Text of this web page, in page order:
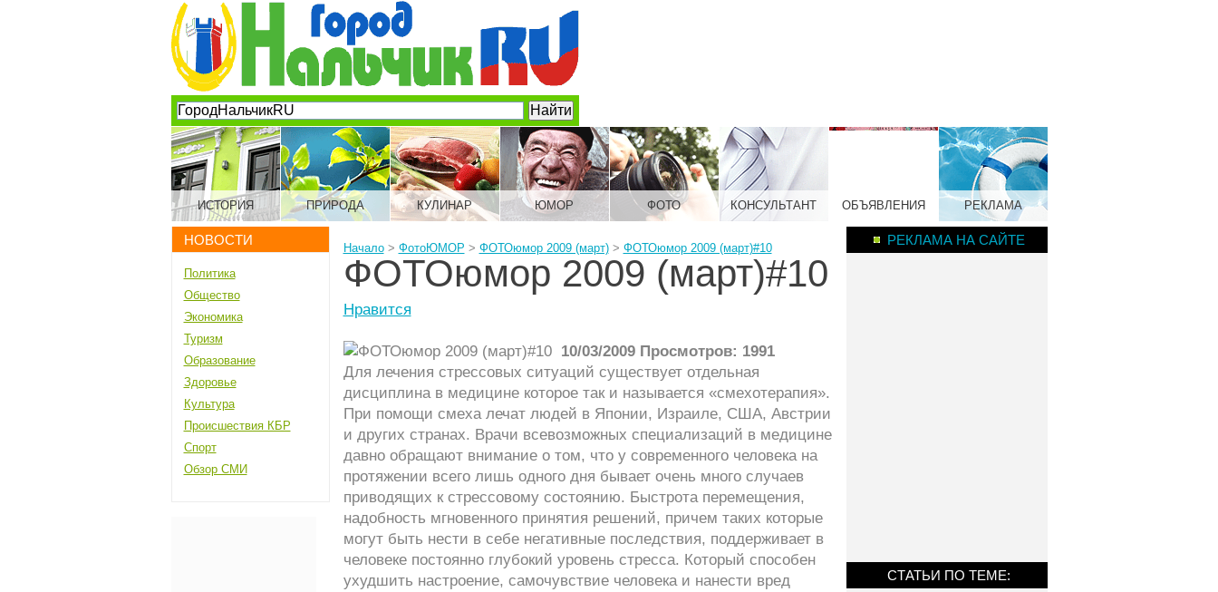
ИСТОРИЯ ПРИРОДА КУЛИНАР ЮМОР ФОТО КОНСУЛЬТАНТ ОБЪЯВЛЕНИЯ РЕКЛАМА
НОВОСТИ
Политика
Общество
Экономика
Туризм
Образование
Здоровье
Культура
Происшествия КБР
Спорт
Обзор СМИ
Начало> ФотоЮМОР > ФОТОюмор 2009 (март)> ФОТОюмор 2009 (март)#10
ФОТОюмор 2009 (март)#10
Нравится
10/03/2009 Просмотров: 1991
Для лечения стрессовых ситуаций существует отдельная
дисциплина в медицине которое так и называется «смехотерапия».
При помощи смеха лечат людей в Японии, Израиле, США, Австрии
и других странах. Врачи всевозможных специализаций в медицине
давно обращают внимание о том, что у современного человека на
протяжении всего лишь одного дня бывает очень много случаев
приводящих к стрессовому состоянию. Быстрота перемещения,
надобность мгновенного принятия решений, причем таких которые
могут быть нести в себе негативные последствия, поддерживает в
человеке постоянно глубокий уровень стресса. Который способен
ухудшить настроение, самочувствие человека и нанести вред
РЕКЛАМА НА САЙТЕ
СТАТЬИ ПО ТЕМЕ: